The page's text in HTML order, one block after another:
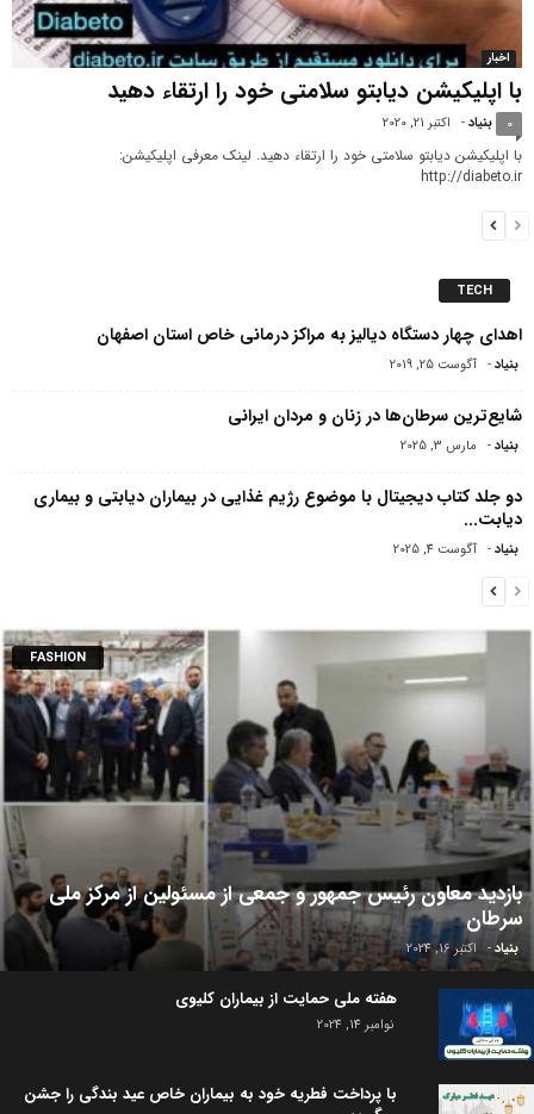
اخبار
با اپلیکیشن دیابتو سلامتی خود را ارتقاء دهید
بنیاد - اکتبر 21, 2020 0
با اپلیکیشن دیابتو سلامتی خود را ارتقاء دهید. لینک معرفی اپلیکیشن:
http://diabeto.ir
TECH
اهدای چهار دستگاه دیالیز به مراکز درمانی خاص استان اصفهان
بنیاد - آگوست 25, 2019
شایع‌ترین سرطان‌ها در زنان و مردان ایرانی
بنیاد - مارس 3, 2025
دو جلد کتاب دیجیتال با موضوع رژیم غذایی در بیماران دیابتی و بیماری
دیابت...
بنیاد - آگوست 4, 2025
FASHION
بازدید معاون رئیس جمهور و جمعی از مسئولین از مرکز ملی
سرطان
بنیاد- اکتبر 16, 2024
هفته ملی حمایت از بیماران کلیوی
نوامبر 14, 2024
با پرداخت فطریه خود به بیماران خاص عید بندگی را جشن